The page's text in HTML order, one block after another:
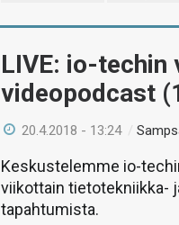
LIVE: io-
videopodcast
20.4.2018 - 13:24 /
Keskustelemme io-
viikottain tietotekniikka-
tapahtumista.